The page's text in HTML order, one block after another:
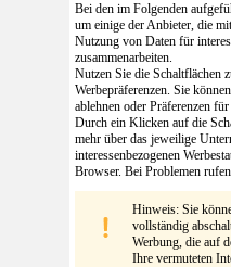
Bei den im Folgenden
um einige der Anbieter, die
Nutzung von Daten für
zusammenarbeiten.
Nutzen Sie die Schaltflächen
Werbepräferenzen. Sie
ablehnen oder Präferenzen
Durch ein Klicken auf die
mehr über das jeweilige
interessenbezogenen
Browser. Bei Problemen
Hinweis: Sie
vollständig
Werbung, die auf
Ihre vermuteten